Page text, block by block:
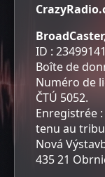
B
ID : 23499141
Boîte de
Numéro de
ČTÚ 5052.
Enregistrée :
tenu au
Nová
435 21